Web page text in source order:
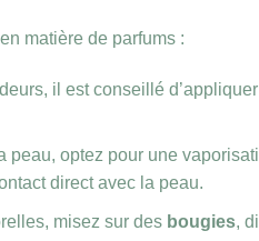
matière de parfums :
il est conseillé
peau, optez pour une
direct avec la peau.
misez sur des bougies,